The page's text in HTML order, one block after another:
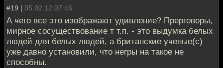
#19 | 05.02.12 07:46
А чего все это изображают удивление? Прерговоры,
мирное сосуществование т т.п. - это выдумка белых
людей для белых людей, а британские ученые(с)
уже давно установили, что негры на такое не
способны.